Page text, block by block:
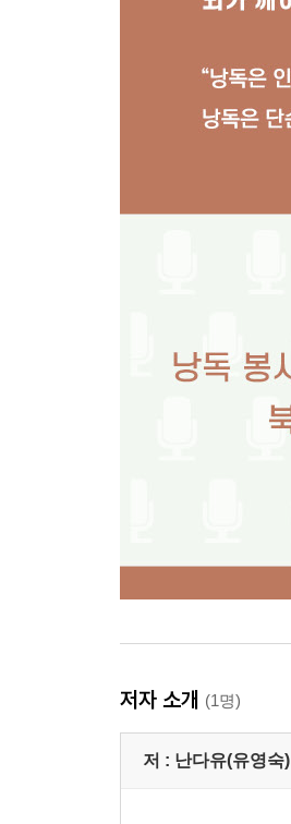
저자 소개 (1명)
저 : 난다유(유영숙)